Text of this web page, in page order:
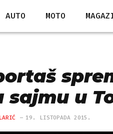
AUTO MOTO
sajmu u
19. LISTOPADA 2015.